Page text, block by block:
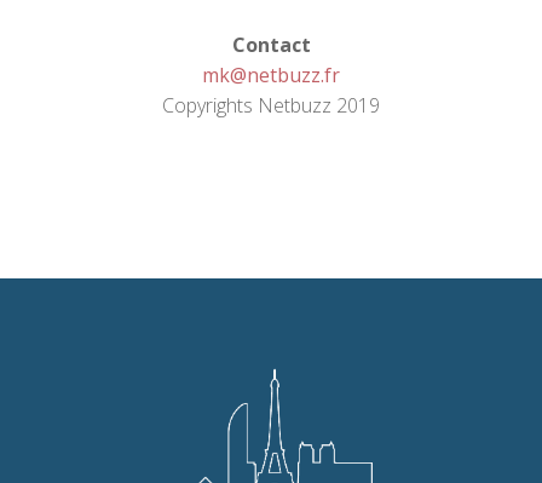
Contact
mk@netbuzz.fr
Copyrights Netbuzz 2019